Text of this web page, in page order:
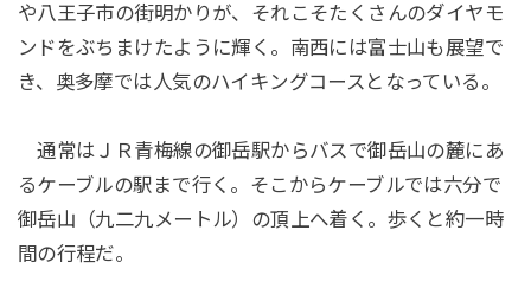
や八王子市の街明かりが、それこそたくさんのダイヤモ
ンドをぶちまけたように輝く。南西には富士山も展望で
き、奥多摩では人気のハイキングコースとなっている。
通常はＪＲ青梅線の御岳駅からバスで御岳山の麓にあ
るケーブルの駅まで行く。そこからケーブルでは六分で
御岳山（九二九メートル）の頂上へ着く。歩くと約一時
間の行程だ。